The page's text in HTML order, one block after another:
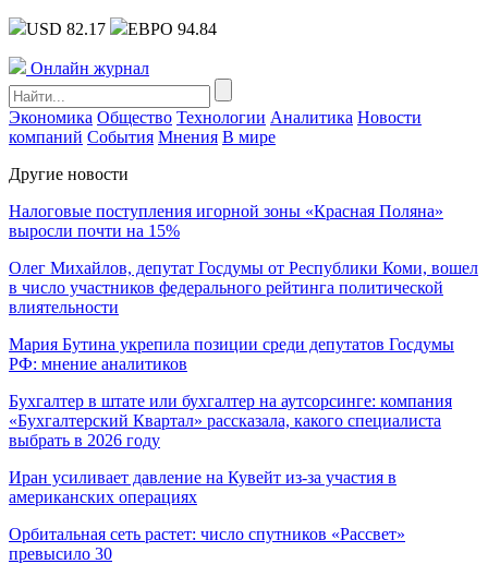
USD 82.17 ЕВРО 94.84
Онлайн журнал
Экономика Общество Технологии Аналитика Новости
компаний События Мнения В мире
Другие новости
Налоговые поступления игорной зоны «Красная Поляна»
выросли почти на 15%
Олег Михайлов, депутат Госдумы от Республики Коми, вошел
в число участников федерального рейтинга политической
влиятельности
Мария Бутина укрепила позиции среди депутатов Госдумы
РФ: мнение аналитиков
Бухгалтер в штате или бухгалтер на аутсорсинге: компания
«Бухгалтерский Квартал» рассказала, какого специалиста
выбрать в 2026 году
Иран усиливает давление на Кувейт из-за участия в
американских операциях
Орбитальная сеть растет: число спутников «Рассвет»
превысило 30